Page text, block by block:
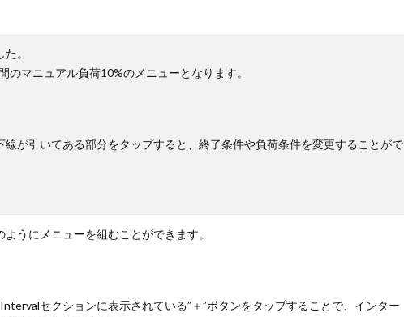
。
のマニュアル負荷10%のメニューとなります。
線が引いてある部分をタップすると、終了条件や負荷条件を変更することがで
うにメニューを組むことができます。
セクションに表示されている”＋”ボタンをタップすることで、インター